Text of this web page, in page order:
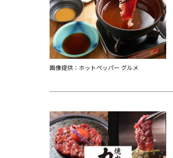
画像提供：ホットペッパー グルメ